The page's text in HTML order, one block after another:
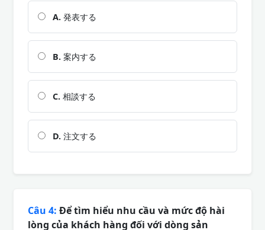
A. 発表する
B. 案内する
C. 相談する
D. 注文する
Câu 4: Để tìm hiểu nhu cầu và mức độ hài
lòng của khách hàng đối với dòng sản